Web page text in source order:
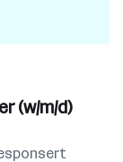
(w/m/d)